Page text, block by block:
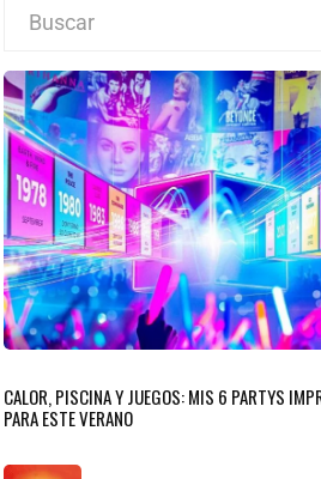
CALOR, PISCINA Y JUEGOS: MIS 6 PARTYS
PARA ESTE VERANO